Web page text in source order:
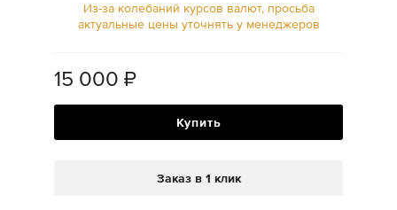
Из-за колебаний курсов валют, просьба
актуальные цены уточнять у менеджеров
15 000 ₽
Купить
Заказ в 1 клик